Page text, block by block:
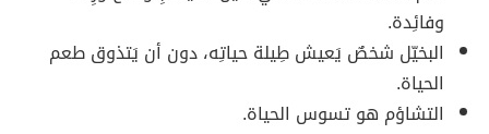
وفائِدة.
البخيّل شخصٌ يَعيش طِيلة حياتِه، دون أن يَتذوق طعم
الحياة.
التشاؤم هو تسوس الحياة.